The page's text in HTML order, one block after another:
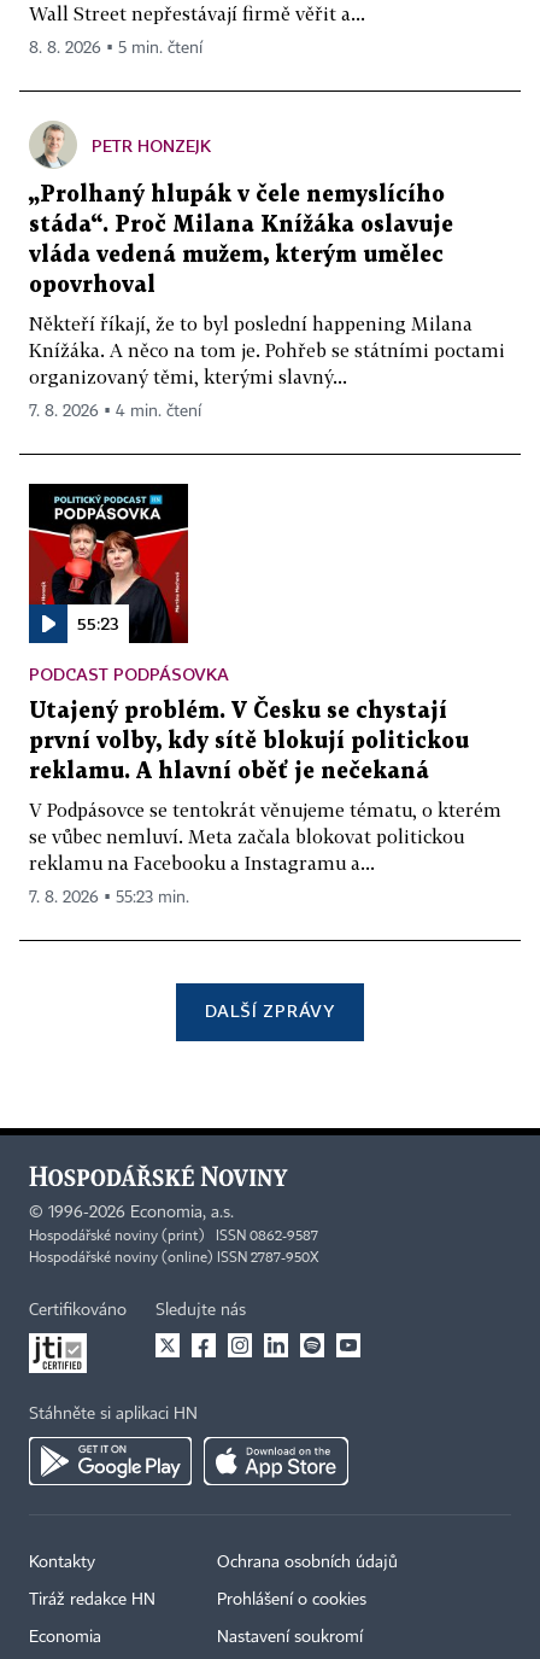
Wall Street nepřestávají firmě věřit a...
8. 8. 2026 ▪ 5 min. čtení
PETR HONZEJK
„Prolhaný hlupák v čele nemyslícího
stáda“. Proč Milana Knížáka oslavuje
vláda vedená mužem, kterým umělec
opovrhoval
Někteří říkají, že to byl poslední happening Milana
Knížáka. A něco na tom je. Pohřeb se státními poctami
organizovaný těmi, kterými slavný...
7. 8. 2026 ▪ 4 min. čtení
55:23
PODCAST PODPÁSOVKA
Utajený problém. V Česku se chystají
první volby, kdy sítě blokují politickou
reklamu. A hlavní oběť je nečekaná
V Podpásovce se tentokrát věnujeme tématu, o kterém
se vůbec nemluví. Meta začala blokovat politickou
reklamu na Facebooku a Instagramu a...
7. 8. 2026 ▪ 55:23 min.
DALŠÍ ZPRÁVY
© 1996-2026 Economia, a.s.
Hospodářské noviny (print) ISSN 0862-9587
Hospodářské noviny (online) ISSN 2787-950X
Certifikováno Sledujte nás
Stáhněte si aplikaci HN
Kontakty
Tiráž redakce HN
Economia
Ochrana osobních údajů
Prohlášení o cookies
Nastavení soukromí